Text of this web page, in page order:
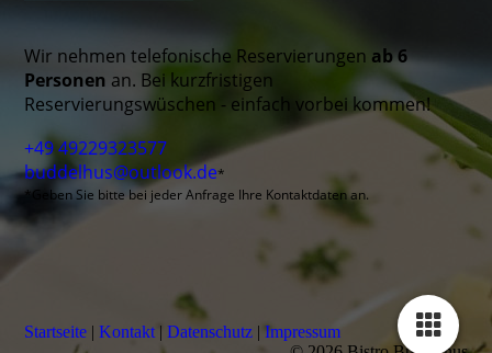
Wir nehmen telefonische Reservierungen ab 6
Personen an. Bei kurzfristigen
Reservierungswüschen - einfach vorbei kommen!
+49 49229323577
buddelhus@outlook.de*
*Geben Sie bitte bei jeder Anfrage Ihre Kontaktdaten an.
Startseite |Kontakt | Daten­schutz | Impressum